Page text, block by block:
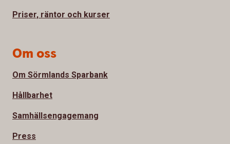
Priser, räntor och kurser
Om oss
Om Sörmlands Sparbank
Hållbarhet
Samhällsengagemang
Press